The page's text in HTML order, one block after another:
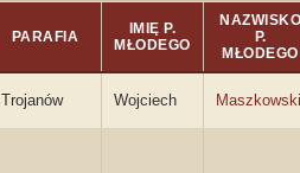
PARAFIA
IMIĘ P.
MŁODEGO
NAZWISKO
P.
MŁODEGO
Trojanów Wojciech Maszkowski